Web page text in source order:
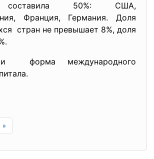
составила 50%: США,
Франция, Германия. Доля
стран не превышает 8%, доля
форма международного
»